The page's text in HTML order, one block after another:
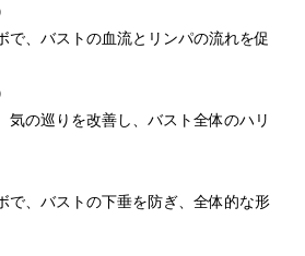
で、バストの血流とリンパの流れを促
の巡りを改善し、バスト全体のハリ
で、バストの下垂を防ぎ、全体的な形